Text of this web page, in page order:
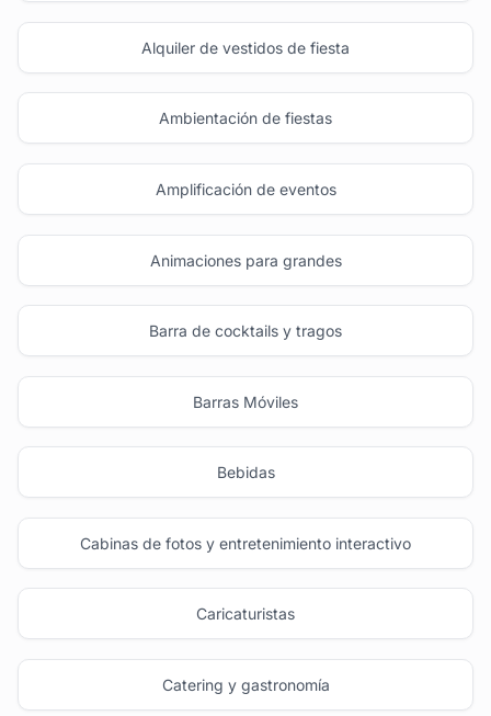
Alquiler de vestidos de fiesta
Ambientación de fiestas
Amplificación de eventos
Animaciones para grandes
Barra de cocktails y tragos
Barras Móviles
Bebidas
Cabinas de fotos y entretenimiento interactivo
Caricaturistas
Catering y gastronomía